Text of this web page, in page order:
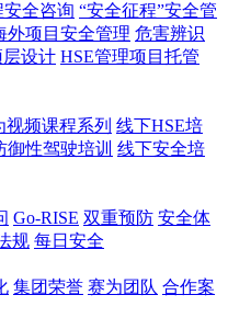
安全咨询 “安全征程”安全管
外项目安全管理 危害辨识
设计 HSE管理项目托管
视频课程系列 线下HSE培
御性驾驶培训 线下安全培
Go-RISE 双重预防 安全体
规 每日安全
集团荣誉 赛为团队 合作案